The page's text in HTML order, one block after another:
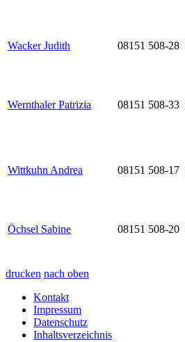
Wacker Judith 08151 508-28
Wernthaler Patrizia 08151 508-33
Wittkuhn Andrea 08151 508-17
Öchsel Sabine 08151 508-20
drucken nach oben
Kontakt
Impressum
Datenschutz
Inhaltsverzeichnis